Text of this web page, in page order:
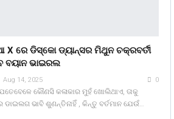
ରେ ଡିସ୍କୋ ଡ୍ୟାନ୍ସର ମିଥୁନ ଚକ୍ରବର୍ତୀ
ଭାଇରଲ
Aug 14, 2025 0
କୌଣସି କଳାକାର ମୁହଁ ଖୋଲିଥାଏ, ତାକୁ
ଭାବି ଶୁଣନ୍ତିନାହିଁ , କିନ୍ତୁ ବର୍ତମାନ ଯେଉଁ…